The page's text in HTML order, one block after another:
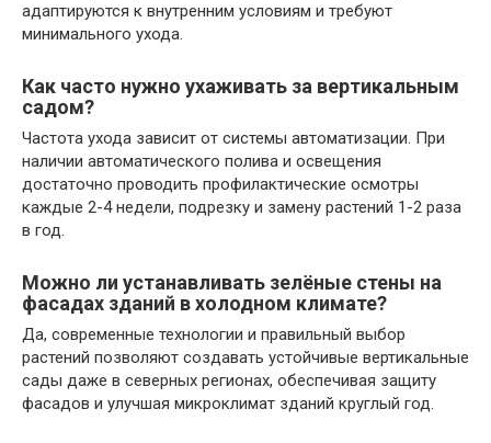
адаптируются к внутренним условиям и требуют
минимального ухода.
Как часто нужно ухаживать за вертикальным
садом?
Частота ухода зависит от системы автоматизации. При
наличии автоматического полива и освещения
достаточно проводить профилактические осмотры
каждые 2-4 недели, подрезку и замену растений 1-2 раза
в год.
Можно ли устанавливать зелёные стены на
фасадах зданий в холодном климате?
Да, современные технологии и правильный выбор
растений позволяют создавать устойчивые вертикальные
сады даже в северных регионах, обеспечивая защиту
фасадов и улучшая микроклимат зданий круглый год.